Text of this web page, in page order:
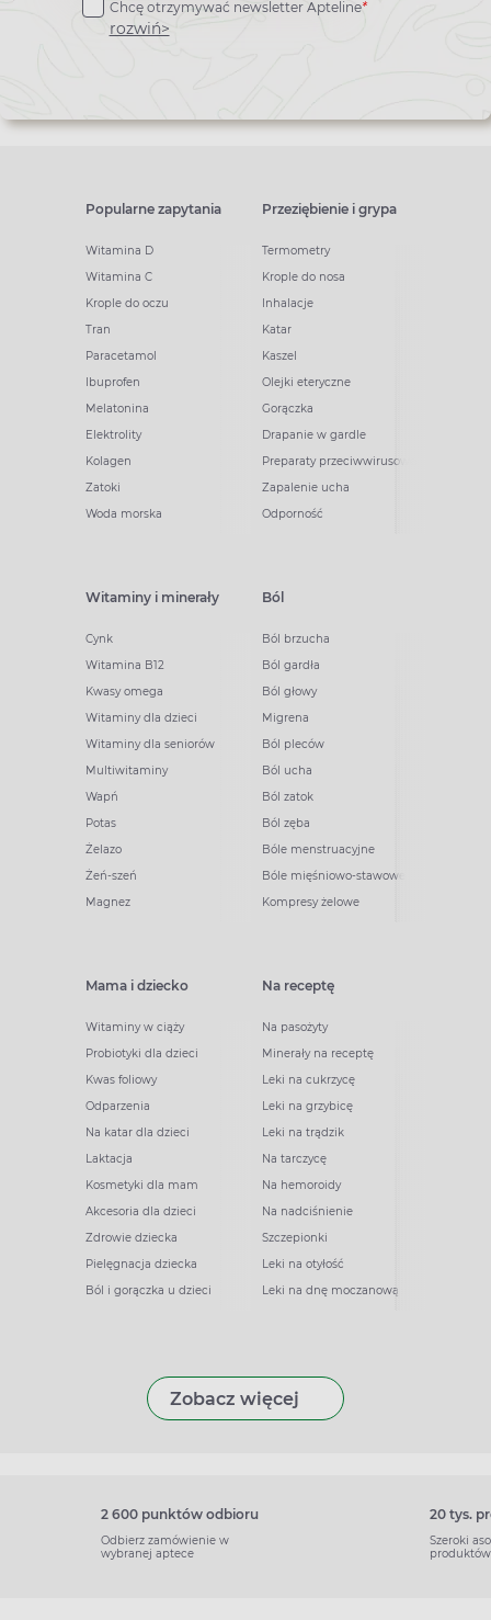
newslettera
Chcę otrzymywać newsletter Apteline*
rozwiń>
Popularne zapytania
Witamina D
Witamina C
Krople do oczu
Tran
Paracetamol
Ibuprofen
Melatonina
Elektrolity
Kolagen
Zatoki
Woda morska
Przeziębienie i grypa
Termometry
Krople do nosa
Inhalacje
Katar
Kaszel
Olejki eteryczne
Gorączka
Drapanie w gardle
Preparaty przeciwwirusowe
Zapalenie ucha
Odporność
Witaminy i minerały
Cynk
Witamina B12
Kwasy omega
Witaminy dla dzieci
Witaminy dla seniorów
Multiwitaminy
Wapń
Potas
Żelazo
Żeń-szeń
Magnez
Ból
Ból brzucha
Ból gardła
Ból głowy
Migrena
Ból pleców
Ból ucha
Ból zatok
Ból zęba
Bóle menstruacyjne
Bóle mięśniowo-stawowe
Kompresy żelowe
Mama i dziecko
Witaminy w ciąży
Probiotyki dla dzieci
Kwas foliowy
Odparzenia
Na katar dla dzieci
Laktacja
Kosmetyki dla mam
Akcesoria dla dzieci
Zdrowie dziecka
Pielęgnacja dziecka
Ból i gorączka u dzieci
Na receptę
Na pasożyty
Minerały na receptę
Leki na cukrzycę
Leki na grzybicę
Leki na trądzik
Na tarczycę
Na hemoroidy
Na nadciśnienie
Szczepionki
Leki na otyłość
Leki na dnę moczanową
Zobacz więcej
2 600 punktów odbioru
Odbierz zamówienie w
wybranej aptece
20 tys.
Szeroki
produktów